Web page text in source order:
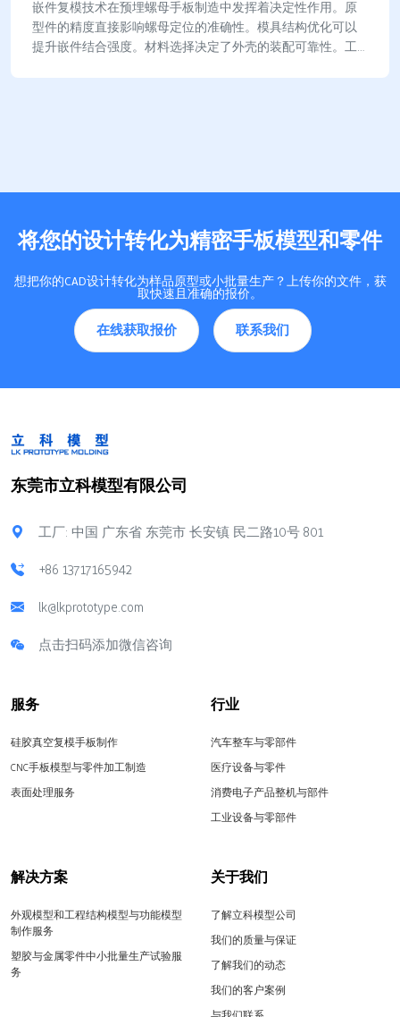
嵌件复模技术在预埋螺母手板制造中发挥着决定性作用。原
型件的精度直接影响螺母定位的准确性。模具结构优化可以
提升嵌件结合强度。材料选择决定了外壳的装配可靠性。工
将您的设计转化为精密手板模型和零件
想把你的CAD设计转化为样品原型或小批量生产？上传你的文件，获
取快速且准确的报价。
在线获取报价 联系我们
东莞市立科模型有限公司
工厂: 中国 广东省 东莞市 长安镇 民二路10号 801
+86 13717165942
lk@lkprototype.com
点击扫码添加微信咨询
服务
硅胶真空复模手板制作
CNC手板模型与零件加工制造
表面处理服务
行业
汽车整车与零部件
医疗设备与零件
消费电子产品整机与部件
工业设备与零部件
解决方案
外观模型和工程结构模型与功能模型
制作服务
塑胶与金属零件中小批量生产试验服
务
关于我们
了解立科模型公司
我们的质量与保证
了解我们的动态
我们的客户案例